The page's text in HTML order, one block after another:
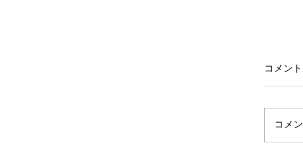
コメント
コメ